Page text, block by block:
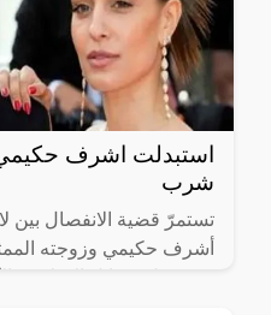
استبدلت اشرف حكيمي
شرب
تستمرّ قضية الانفصال
أشرف حكيمي وزوجته